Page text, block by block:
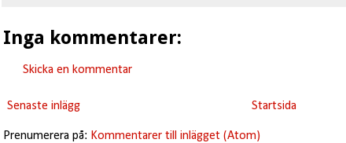
Inga kommentarer:
Skicka en kommentar
Senaste inlägg Startsida
Prenumerera på: Kommentarer till inlägget (Atom)